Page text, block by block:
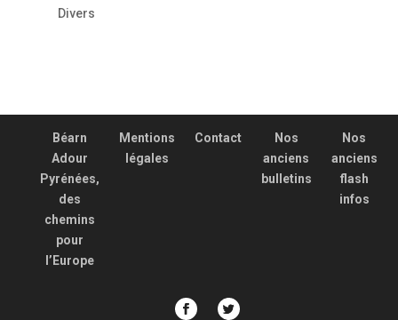
Divers
Béarn
Adour
Pyrénées,
des
chemins
pour
l’Europe
Mentions
légales
Contact
Nos
anciens
bulletins
Nos
anciens
flash
infos